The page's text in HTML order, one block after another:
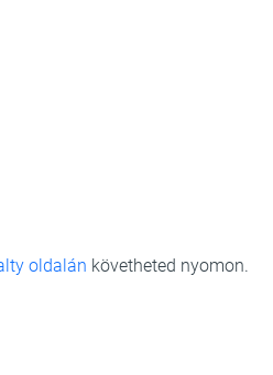
oldalán követheted nyomon.